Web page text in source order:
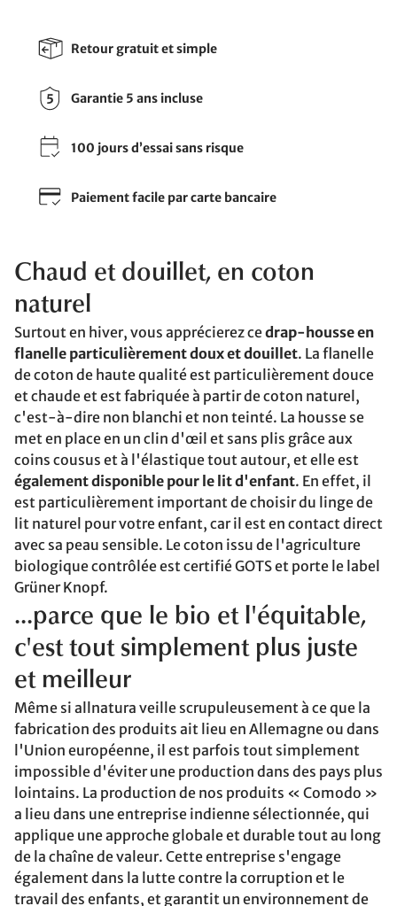
Retour gratuit et simple
Garantie 5 ans incluse
100 jours d’essai sans risque
Paiement facile par carte bancaire
Chaud et douillet, en coton
naturel
Surtout en hiver, vous apprécierez cedrap-housse en
flanelle particulièrement doux et douillet. La flanelle
de coton de haute qualité est particulièrement douce
et chaude et est fabriquée à partir de coton naturel,
c'est-à-dire non blanchi et non teinté. La housse se
met en place en un clin d'œil et sans plis grâce aux
coins cousus et à l'élastique tout autour, et elle est
également disponible pour le lit d'enfant. En effet, il
est particulièrement important de choisir du linge de
lit naturel pour votre enfant, car il est en contact direct
avec sa peau sensible. Le coton issu de l'agriculture
biologique contrôlée est certifié GOTS et porte le label
Grüner Knopf.
...parce que le bio et l'équitable,
c'est tout simplement plus juste
et meilleur
Même si allnatura veille scrupuleusement à ce que la
fabrication des produits ait lieu en Allemagne ou dans
l'Union européenne, il est parfois tout simplement
impossible d'éviter une production dans des pays plus
lointains. La production de nos produits « Comodo »
a lieu dans une entreprise indienne sélectionnée, qui
applique une approche globale et durable tout au long
de la chaîne de valeur. Cette entreprise s'engage
également dans la lutte contre la corruption et le
travail des enfants, et garantit un environnement de